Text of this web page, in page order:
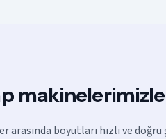
arasında boyutları hızlı ve